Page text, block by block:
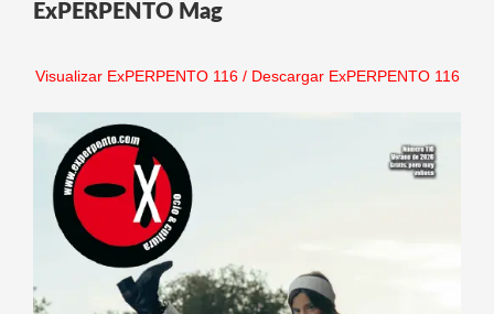
ExPERPENTO Mag
Visualizar ExPERPENTO 116/ Descargar ExPERPENTO 116